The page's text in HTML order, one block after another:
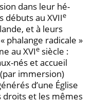
dans leur hé­
débuts au XVIIe
et à leurs
phalange radicale »
au XVIe siècle :
nés et accueil
immersion)
d’une Église
droits et les mêmes